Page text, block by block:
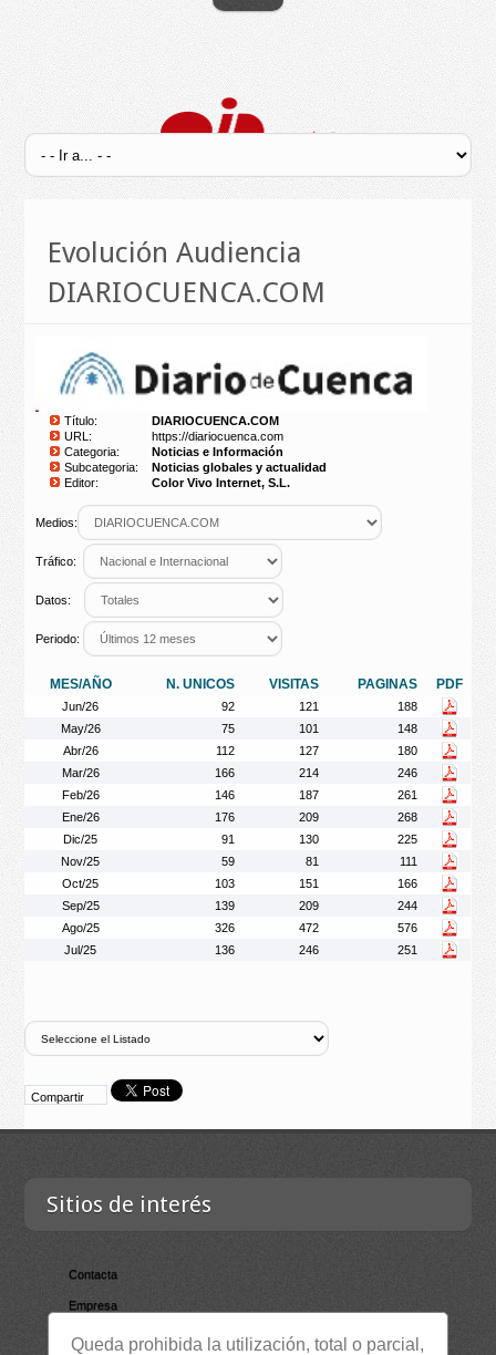
Evolución Audiencia
DIARIOCUENCA.COM
Título:
DIARIOCUENCA.COM
URL:
https://diariocuenca.com
Categoria:
Noticias e Información
Subcategoria:
Noticias globales y actualidad
Editor:
Color Vivo Internet, S.L.
Medios:
Tráfico:
Datos:
Periodo:
MES/AÑO N. UNICOS VISITAS PAGINAS PDF
Jun/26 92 121
188
May/26
75 101
148
Abr/26
112 127
180
Mar/26
166 214
246
Feb/26
146 187
261
Ene/26
176 209
268
Dic/25
91 130
225
Nov/25
59 81
111
Oct/25
103 151
166
Sep/25
139 209
244
Ago/25
326 472
576
Jul/25
136 246 251
Compartir
Sitios de interés
Contacta
Empresa
Lista Certificados
Queda prohibida la utilización, total o parcial,